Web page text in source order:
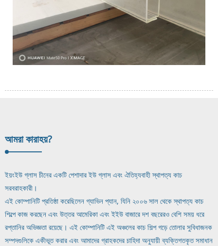
আমরা কারাহয়?
ইয়ংইউ গ্লাস চীনের একটি পেশাদার ইউ গ্লাস এবং ঐতিহ্যবাহী স্থাপত্য কাচ
সরবরাহকারী।
এই কোম্পানিটি প্রতিষ্ঠা করেছিলেন গ্যাভিন প্যান, যিনি ২০০৬ সাল থেকে স্থাপত্য কাচ
শিল্পে কাজ করছেন এবং উত্তর আমেরিকা এবং ইইউ বাজারে দশ বছরেরও বেশি সময় ধরে
রপ্তানির অভিজ্ঞতা রয়েছে। এই কোম্পানিটি এই অঞ্চলের কাচ শিল্প গড়ে তোলার সুবিধাজনক
সম্পদগুলিকে একীভূত করার এবং আমাদের গ্রাহকদের চাহিদা অনুযায়ী ব্যক্তিগতকৃত সমাধান